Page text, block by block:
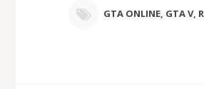
GTA ONLINE, GTA V,